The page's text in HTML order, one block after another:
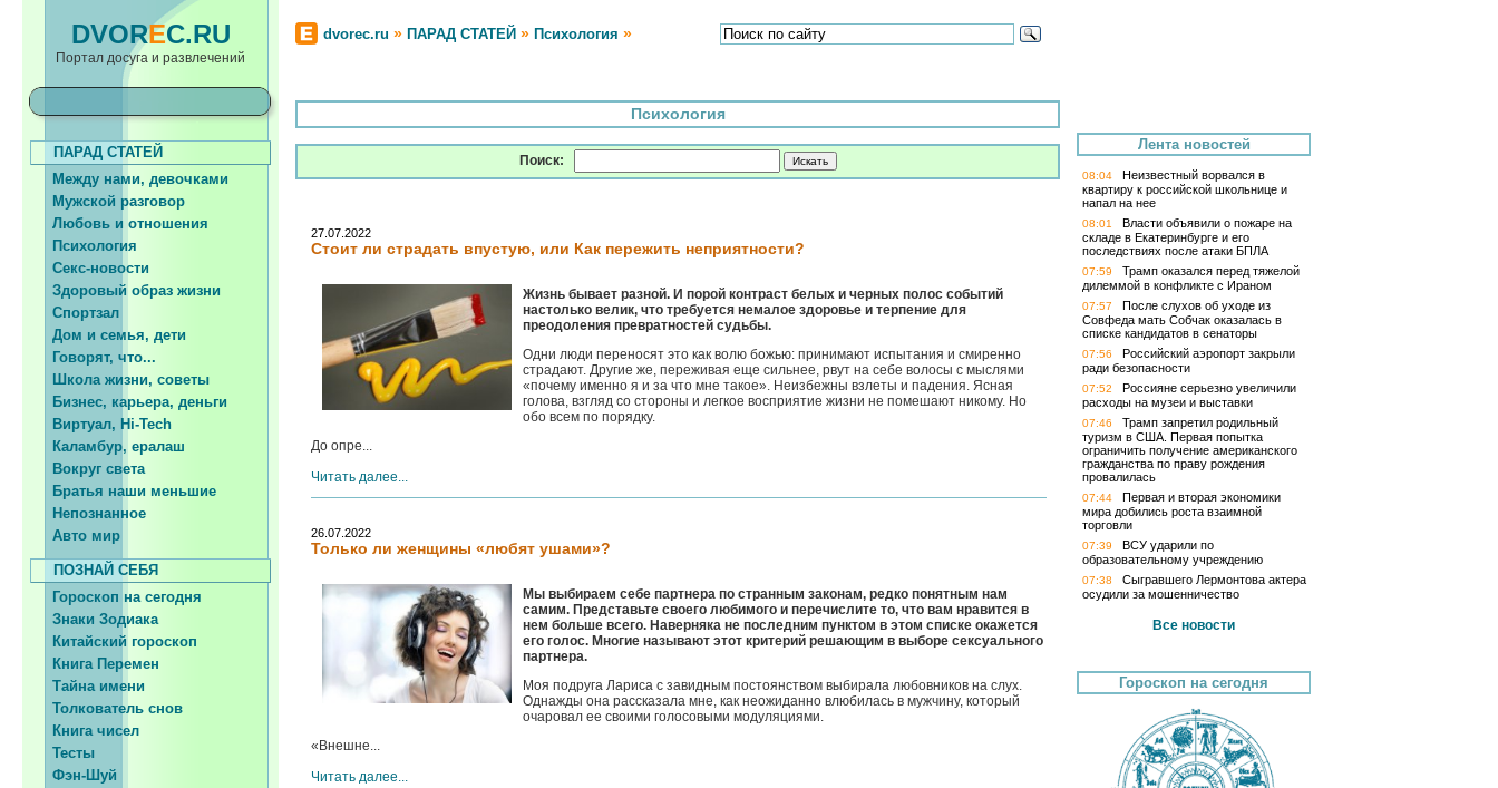
DVOREC.RU
Портал досуга и развлечений
dvorec.ru » ПАРАД СТАТЕЙ » Психология »
ПАРАД СТАТЕЙ
Между нами, девочками
Мужской разговор
Любовь и отношения
Психология
Секс-новости
Здоровый образ жизни
Спортзал
Дом и семья, дети
Говорят, что...
Школа жизни, советы
Бизнес, карьера, деньги
Виртуал, Hi-Tech
Каламбур, ералаш
Вокруг света
Братья наши меньшие
Непознанное
Авто мир
ПОЗНАЙ СЕБЯ
Гороскоп на сегодня
Знаки Зодиака
Китайский гороскоп
Книга Перемен
Тайна имени
Толкователь снов
Книга чисел
Тесты
Фэн-Шуй
Психология
Поиск:
27.07.2022
Стоит ли страдать впустую, или Как пережить неприятности?
Жизнь бывает разной. И порой контраст белых и черных полос событий
настолько велик, что требуется немалое здоровье и терпение для
преодоления превратностей судьбы.
Одни люди переносят это как волю божью: принимают испытания и смиренно
страдают. Другие же, переживая еще сильнее, рвут на себе волосы с мыслями
«почему именно я и за что мне такое». Неизбежны взлеты и падения. Ясная
голова, взгляд со стороны и легкое восприятие жизни не помешают никому. Но
обо всем по порядку.
До опре...
Читать далее...
26.07.2022
Только ли женщины «любят ушами»?
Мы выбираем себе партнера по странным законам, редко понятным нам
самим. Представьте своего любимого и перечислите то, что вам нравится в
нем больше всего. Наверняка не последним пунктом в этом списке окажется
его голос. Многие называют этот критерий решающим в выборе сексуального
партнера.
Моя подруга Лариса с завидным постоянством выбирала любовников на слух.
Однажды она рассказала мне, как неожиданно влюбилась в мужчину, который
очаровал ее своими голосовыми модуляциями.
«Внешне...
Читать далее...
Лента новостей
08:04
Неизвестный ворвался в
квартиру к российской школьнице и
напал на нее
08:01
Власти объявили о пожаре на
складе в Екатеринбурге и его
последствиях после атаки БПЛА
07:59
Трамп оказался перед тяжелой
дилеммой в конфликте с Ираном
07:57
После слухов об уходе из
Совфеда мать Собчак оказалась в
списке кандидатов в сенаторы
07:56
Российский аэропорт закрыли
ради безопасности
07:52
Россияне серьезно увеличили
расходы на музеи и выставки
07:46
Трамп запретил родильный
туризм в США. Первая попытка
ограничить получение американского
гражданства по праву рождения
провалилась
07:44
Первая и вторая экономики
мира добились роста взаимной
торговли
07:39
ВСУ ударили по
образовательному учреждению
07:38
Сыгравшего Лермонтова актера
осудили за мошенничество
Все новости
Гороскоп на сегодня